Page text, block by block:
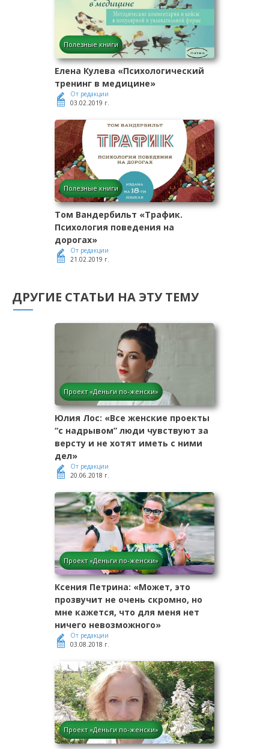
Полезные книги
Елена Кулева «Психологический
тренинг в медицине»
От редакции
03.02.2019 г.
Полезные книги
Том Вандербильт «Трафик.
Психология поведения на
дорогах»
От редакции
21.02.2019 г.
ДРУГИЕ СТАТЬИ НА ЭТУ ТЕМУ
Проект «Деньги по-женски»
Юлия Лос: «Все женские проекты
“с надрывом” люди чувствуют за
версту и не хотят иметь с ними
дел»
От редакции
20.06.2018 г.
Проект «Деньги по-женски»
Ксения Петрина: «Может, это
прозвучит не очень скромно, но
мне кажется, что для меня нет
ничего невозможного»
От редакции
03.08.2018 г.
Проект «Деньги по-женски»